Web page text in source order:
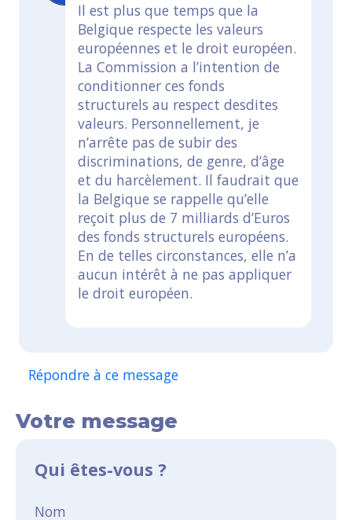
Il est plus que temps que la
Belgique respecte les valeurs
européennes et le droit européen.
La Commission a l’intention de
conditionner ces fonds
structurels au respect desdites
valeurs. Personnellement, je
n’arrête pas de subir des
discriminations, de genre, d’âge
et du harcèlement. Il faudrait que
la Belgique se rappelle qu’elle
reçoit plus de 7 milliards d’Euros
des fonds structurels européens.
En de telles circonstances, elle n’a
aucun intérêt à ne pas appliquer
le droit européen.
Répondre à ce message
Votre message
Qui êtes-vous ?
Nom